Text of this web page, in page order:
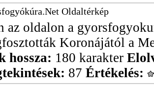
Oldaltérkép
az oldalon a
Koronájától a
hossza: 180 karakter
87 Értékelés: